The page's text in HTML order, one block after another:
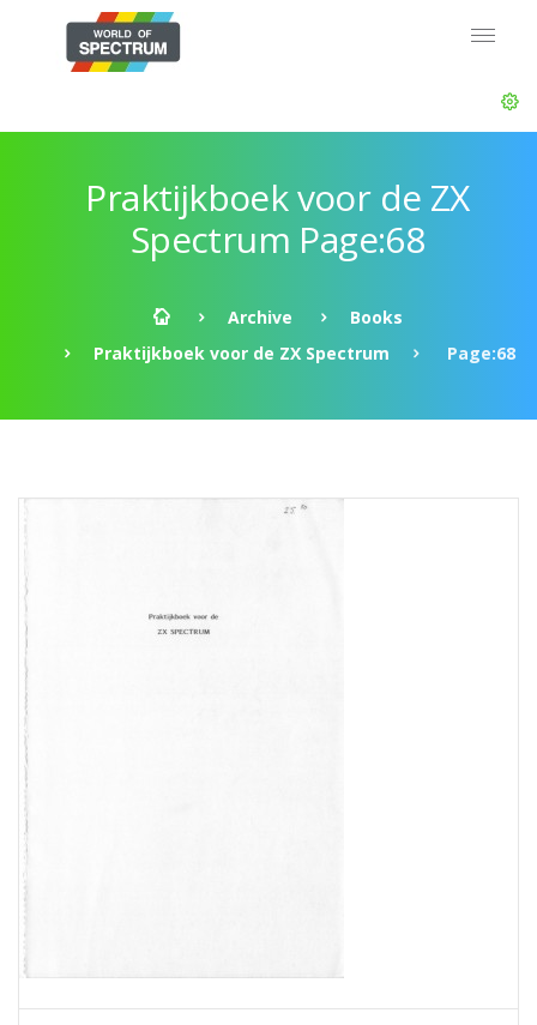
Praktijkboek voor de ZX
Spectrum Page:68
Archive
Books
Praktijkboek voor de ZX Spectrum
Page:68